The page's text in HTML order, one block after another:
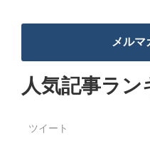
メルマ
人気記事ラン
ツイート